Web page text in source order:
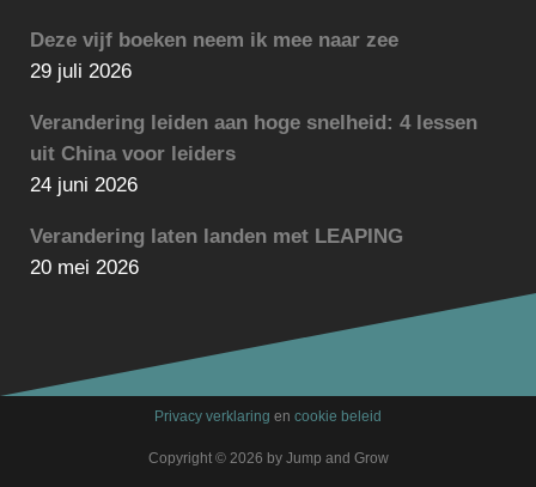
Deze vijf boeken neem ik mee naar zee
29 juli 2026
Verandering leiden aan hoge snelheid: 4 lessen
uit China voor leiders
24 juni 2026
Verandering laten landen met LEAPING
20 mei 2026
Privacy verklaring en cookie beleid
Copyright © 2026 by Jump and Grow